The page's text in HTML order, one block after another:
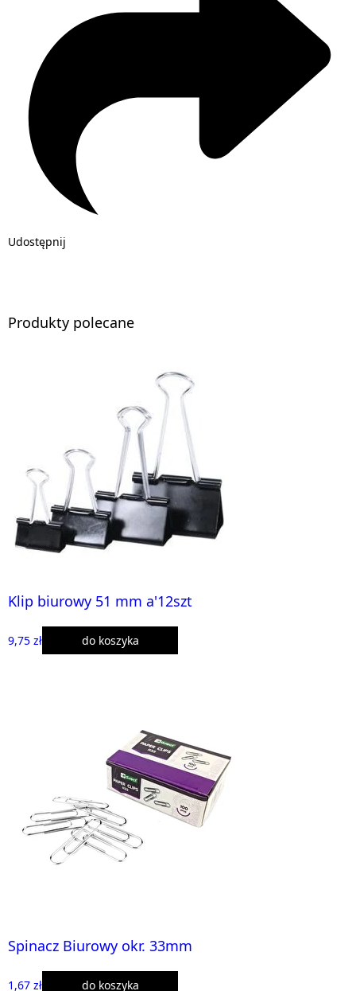
Udostępnij
Produkty polecane
Klip biurowy 51 mm a'12szt
9,75 zł do koszyka
Spinacz Biurowy okr. 33mm
1,67 zł do koszyka